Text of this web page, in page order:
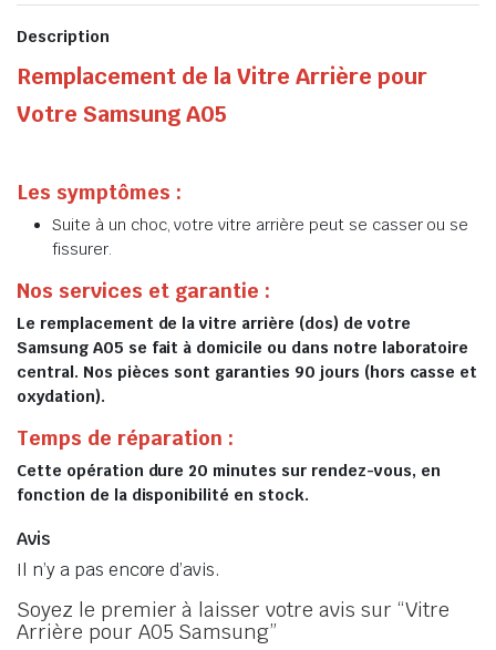
Description
Remplacement de la Vitre Arrière pour
Votre Samsung A05
Les symptômes :
Suite à un choc, votre vitre arrière peut se casser ou se
fissurer.
Nos services et garantie :
Le remplacement de la vitre arrière (dos) de votre
Samsung A05 se fait à domicile ou dans notre laboratoire
central. Nos pièces sont garanties 90 jours (hors casse et
oxydation).
Temps de réparation :
Cette opération dure 20 minutes sur rendez-vous, en
fonction de la disponibilité en stock.
Avis
Il n’y a pas encore d’avis.
Soyez le premier à laisser votre avis sur “Vitre
Arrière pour A05 Samsung”